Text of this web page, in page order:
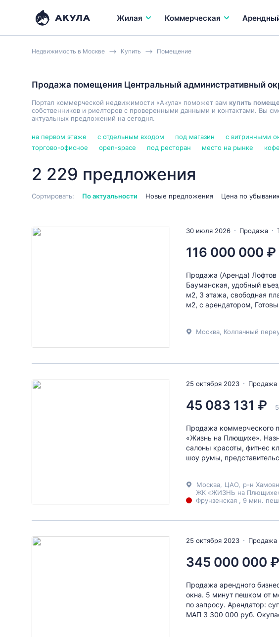
Жилая Коммерческая
Недвижимость в Москве Купить Помещение
Продажа помещения Центральный административный
Портал коммерческой недвижимости «Акула» поможет вам купить
собственников и риелторов с проверенными данными и контактами. Вы
актуальных предложений на сегодня.
на первом этаже с отдельным входом под магазин с витринными
торгово-офисное
open-space под ресторан место на рынке
2 229 предложения
Сортировать: По актуальности Новые предложения Цена по
30 июля 2026 Продажа
116 000 000 ₽
Продажа (Аренда) Лофтов
Бауманская, удобный
м2, 3 этажа, свободная
м2, с арендатором,
Москва, Колпачный
25 октября 2023 Продажа
45 083 131 ₽
Продажа коммерческого
«Жизнь на Плющихе».
салоны красоты, фитнес
шоу румы,
Москва ЦАО р-н
ЖК «ЖИЗНЬ на
Фрунзенская , 9 мин.
25 октября 2023 Продажа
345 000 000 ₽
Продажа арендного
окна. 5 минут пешком от
по запросу. Арендатор:
МАП 3 300 000 руб.